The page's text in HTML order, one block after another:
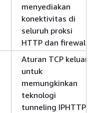
menyediakan
konektivitas di
seluruh proksi
HTTP dan firewall.
Aturan TCP keluar
untuk
memungkinkan
teknologi
tunneling IPHTTPS